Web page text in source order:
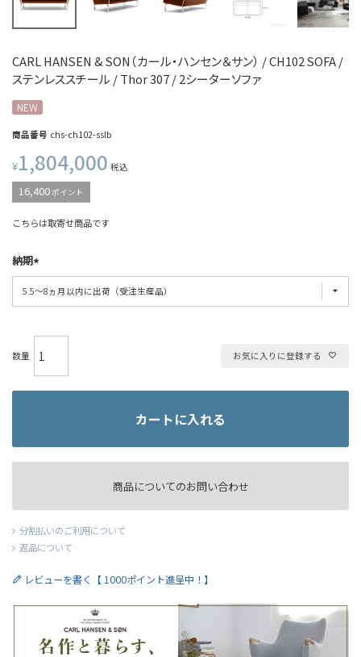
CARL HANSEN & SON（カール・ハンセン＆サン） / CH102 SOFA /
ステンレススチール / Thor 307 / 2シーターソファ
NEW
商品番号 chs-ch102-sslb
¥1,804,000 税込
16,400ポイント
こちらは取寄せ商品です
納期
お気に入りに登録する
カートに入れる
商品についてのお問い合わせ
分割払いのご利用について
返品について
レビューを書く【 1000ポイント進呈中！】